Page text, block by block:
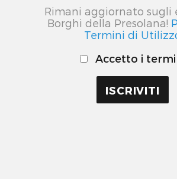
Rimani aggiornato sugli
Borghi della Presolana!
Termini di
Accetto i